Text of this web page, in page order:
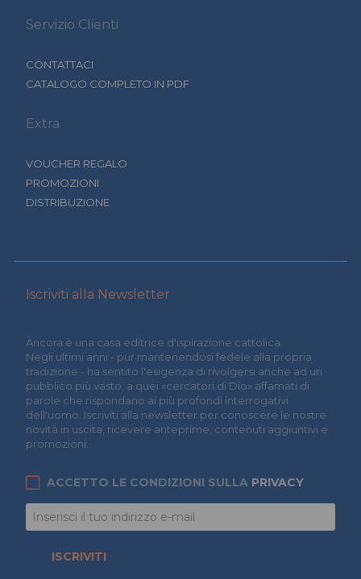
Servizio Clienti
CONTATTACI
CATALOGO COMPLETO IN PDF
Extra
VOUCHER REGALO
PROMOZIONI
DISTRIBUZIONE
Iscriviti alla Newsletter
Àncora è una casa editrice d'ispirazione cattolica.
Negli ultimi anni - pur mantenendosi fedele alla propria
tradizione - ha sentito l'esigenza di rivolgersi anche ad un
pubblico più vasto, a quei «cercatori di Dio» affamati di
parole che rispondano ai più profondi interrogativi
dell'uomo. Iscriviti alla newsletter per conoscere le nostre
novità in uscita, ricevere anteprime, contenuti aggiuntivi e
promozioni.
ACCETTO LE CONDIZIONI SULLA PRIVACY
ISCRIVITI